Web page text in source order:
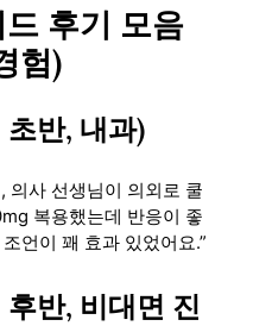
후기 모음
험)
반, 내과)
의사 선생님이 의외로 쿨
복용했는데 반응이 좋
언이 꽤 효과 있었어요.”
반, 비대면 진